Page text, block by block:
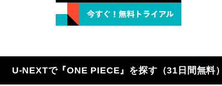
U-NEXTで『ONE PIECE』を探す（31日間無料）